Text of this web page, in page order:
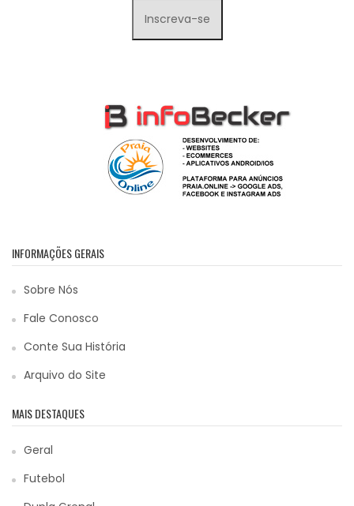
INFORMAÇÕES GERAIS
Sobre Nós
Fale Conosco
Conte Sua História
Arquivo do Site
MAIS DESTAQUES
Geral
Futebol